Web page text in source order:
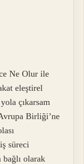
Ne Olur ile
eleştirel
çıkarsam
Birliği’ne
süreci
olarak